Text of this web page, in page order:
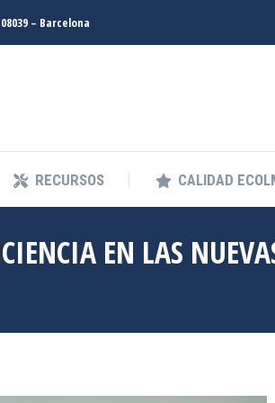
– Barcelona
RECURSOS CALIDAD
EN LAS
RECURSOS CALIDAD